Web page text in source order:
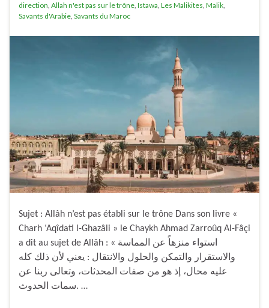
direction, Allah n'est pas sur le trône, Istawa, Les Malikites, Malik,
Savants d'Arabie, Savants du Maroc
Sujet : Allâh n’est pas établi sur le trône Dans son livre «
Charh ‘Aqîdati l-Ghazâli » le Chaykh Ahmad Zarroûq Al-Fâçi
a dit au sujet de Allâh : « استواء منزهاً عن المماسة
والاستقرار والتمكن والحلول والانتقال : يعني لأن ذلك كله
عليه محال، إذ هو من صفات المحدثات، وتعالى ربنا عن
سمات الحدوث. …